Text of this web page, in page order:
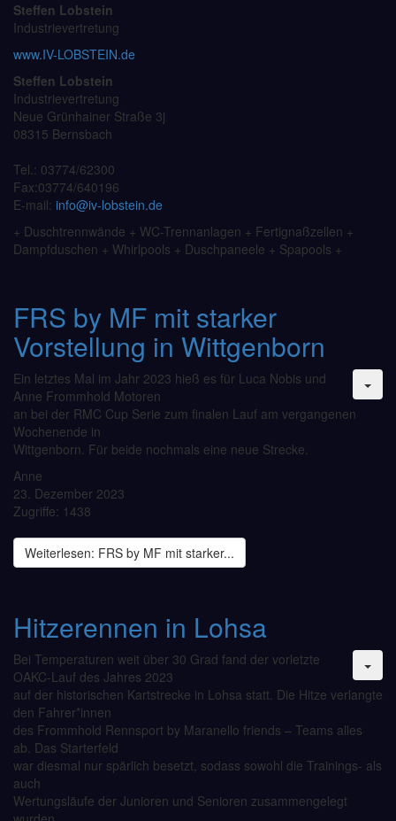
Steffen Lobstein
Industrievertretung
www.IV-LOBSTEIN.de
Steffen Lobstein
Industrievertretung
Neue Grünhainer Straße 3j
08315 Bernsbach
Tel.: 03774/62300
Fax:03774/640196
E-mail: info@iv-lobstein.de
+ Duschtrennwände + WC-Trennanlagen + Fertignaßzellen +
Dampfduschen + Whirlpools + Duschpaneele + Spapools +
FRS by MF mit starker
Vorstellung in Wittgenborn
Ein letztes Mal im Jahr 2023 hieß es für Luca Nobis und
Anne Frommhold Motoren
an bei der RMC Cup Serie zum finalen Lauf am vergangenen
Wochenende in
Wittgenborn. Für beide nochmals eine neue Strecke.
Anne
23. Dezember 2023
Zugriffe: 1438
Weiterlesen: FRS by MF mit starker...
Hitzerennen in Lohsa
Bei Temperaturen weit über 30 Grad fand der vorletzte
OAKC-Lauf des Jahres 2023
auf der historischen Kartstrecke in Lohsa statt. Die Hitze verlangte
den Fahrer*innen
des Frommhold Rennsport by Maranello friends – Teams alles
ab. Das Starterfeld
war diesmal nur spärlich besetzt, sodass sowohl die Trainings- als
auch
Wertungsläufe der Junioren und Senioren zusammengelegt